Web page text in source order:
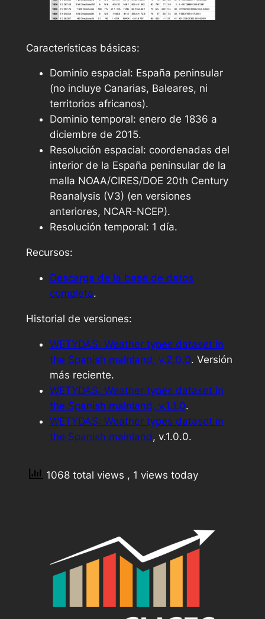
Características básicas:
Dominio espacial: España peninsular
(no incluye Canarias, Baleares, ni
territorios africanos).
Dominio temporal: enero de 1836 a
diciembre de 2015.
Resolución espacial: coordenadas del
interior de la España peninsular de la
malla NOAA/CIRES/DOE 20th Century
Reanalysis (V3) (en versiones
anteriores, NCAR-NCEP).
Resolución temporal: 1 día.
Recursos:
Descarga de la base de datos
completa.
Historial de versiones:
WETYDAS: Weather types dataset in
the Spanish mainland, v.2.0.0. Versión
más reciente.
WETYDAS: Weather types dataset in
the Spanish mainland, v.1.1.0.
WETYDAS: Weather types dataset in
the Spanish mainland , v.1.0.0.
1068 total views , 1 views today